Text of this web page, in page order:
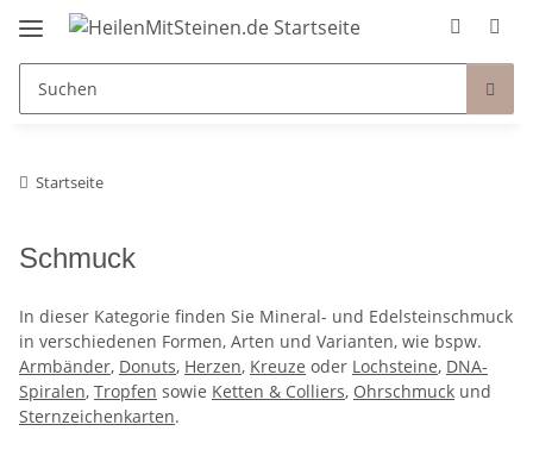
Startseite
Schmuck
In dieser Kategorie finden Sie Mineral- und Edelsteinschmuck
in verschiedenen Formen, Arten und Varianten, wie bspw.
Armbänder, Donuts, Herzen, Kreuze oder Lochsteine, DNA-
Spiralen, Tropfen sowie Ketten & Colliers, Ohrschmuck und
Sternzeichenkarten.